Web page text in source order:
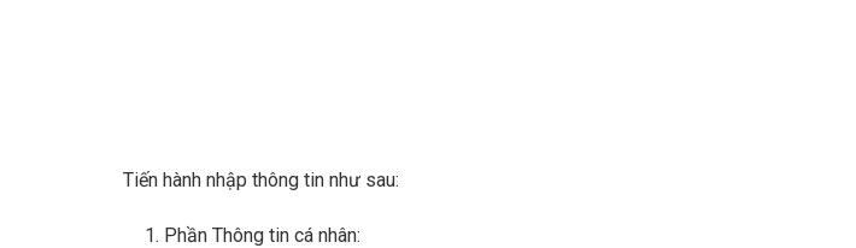
Tiến hành nhập thông tin như sau:
Phần Thông tin cá nhân: